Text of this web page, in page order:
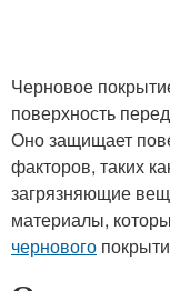
Черновое
поверхность
Оно защищает
факторов, таких
загрязняющие
материалы,
чернового